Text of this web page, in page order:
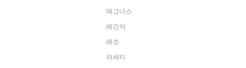
매그너스
레간자
레조
라세티